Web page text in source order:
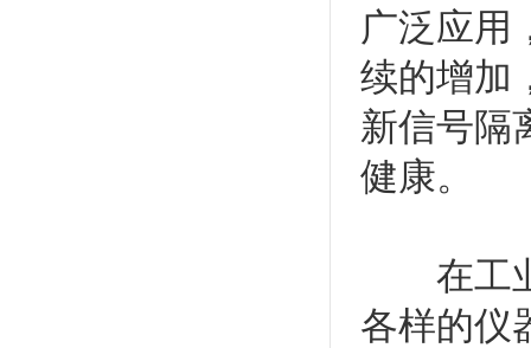
广泛应用
续的增加
新信号隔
健康。
在工业
各样的仪